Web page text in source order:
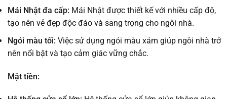
Mái Nhật đa cấp: Mái Nhật được thiết kế với nhiều cấp độ,
tạo nên vẻ đẹp độc đáo và sang trọng cho ngôi nhà.
Ngói màu tối: Việc sử dụng ngói màu xám giúp ngôi nhà trở
nên nổi bật và tạo cảm giác vững chắc.
Mặt tiền: